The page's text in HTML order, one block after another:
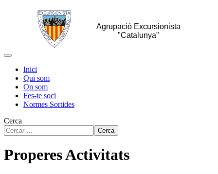
Agrupació Excursionista
"Catalunya"
Inici
Qui som
On som
Fes-te soci
Normes Sortides
Cerca
Cerca
Properes Activitats